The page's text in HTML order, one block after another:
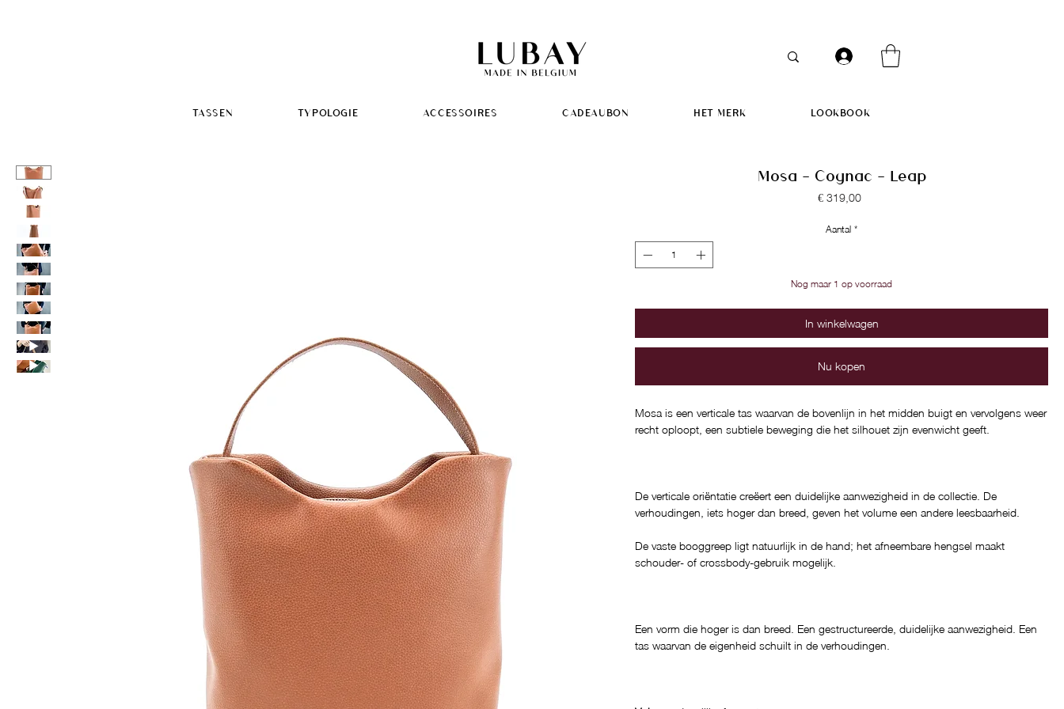
TASSEN TYPOLOGIE ACCESSOIRES CADEAUBON HET MERK LOOKBOOK
Mosa - Cognac - Leap
€ 319,00Prijs
Aantal *
Nog maar 1 op voorraad
In winkelwagen
Nu kopen
Mosa is een verticale tas waarvan de bovenlijn in het midden buigt en vervolgens weer
recht oploopt, een subtiele beweging die het silhouet zijn evenwicht geeft.
De verticale oriëntatie creëert een duidelijke aanwezigheid in de collectie. De
verhoudingen, iets hoger dan breed, geven het volume een andere leesbaarheid.
De vaste booggreep ligt natuurlijk in de hand; het afneembare hengsel maakt
schouder- of crossbody-gebruik mogelijk.
Een vorm die hoger is dan breed. Een gestructureerde, duidelijke aanwezigheid. Een
tas waarvan de eigenheid schuilt in de verhoudingen.